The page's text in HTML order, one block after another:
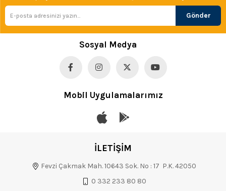
Gönder
Sosyal Medya
Mobil Uygulamalarımız
İLETİŞİM
Fevzi Çakmak Mah. 10643 Sok. No : 17 P.K. 42050
0 332 233 80 80